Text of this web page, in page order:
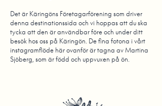
Det är Käringöns Företagarförening som driver
denna destinationssida och vi hoppas att du ska
tycka att den är användbar före och under ditt
besök hos oss på Käringön. De fina fotona i vårt
instagramflöde här ovanför är tagna av Martina
Sjöberg, som är född och uppvuxen på ön.